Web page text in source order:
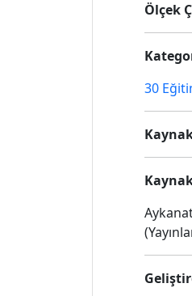
Ölçek
30